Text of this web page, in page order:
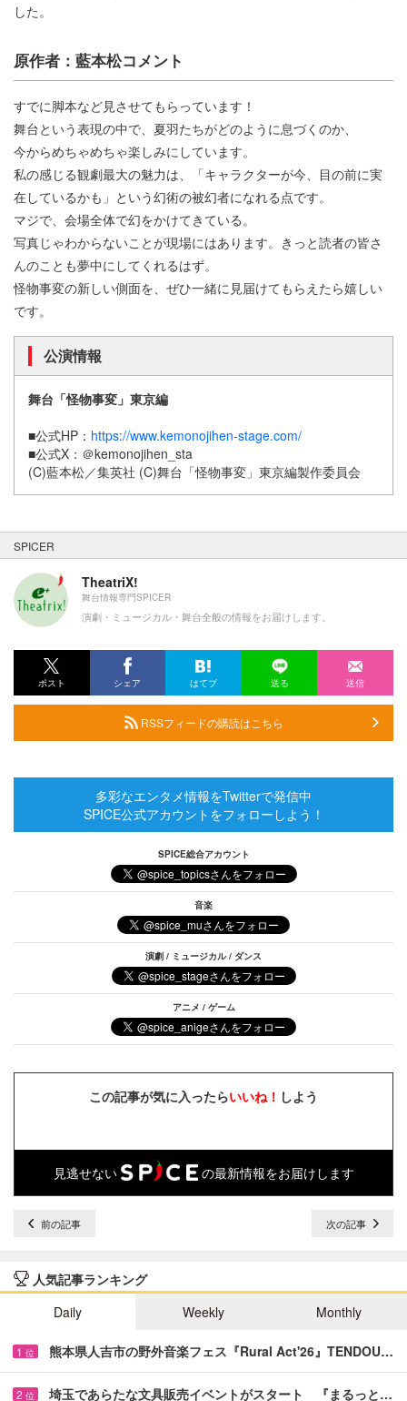
した。
原作者：藍本松コメント
すでに脚本など見させてもらっています！
舞台という表現の中で、夏羽たちがどのように息づくのか、
今からめちゃめちゃ楽しみにしています。
私の感じる観劇最大の魅力は、「キャラクターが今、目の前に実
在しているかも」という幻術の被幻者になれる点です。
マジで、会場全体で幻をかけてきている。
写真じゃわからないことが現場にはあります。きっと読者の皆さ
んのことも夢中にしてくれるはず。
怪物事変の新しい側面を、ぜひ一緒に見届けてもらえたら嬉しい
です。
公演情報
舞台「怪物事変」東京編
■公式HP： https://www.kemonojihen-stage.com/
■公式X：＠kemonojihen_sta
(C)藍本松／集英社 (C)舞台「怪物事変」東京編製作委員会
SPICER
TheatriX!
舞台情報専門SPICER
演劇・ミュージカル・舞台全般の情報をお届けします。
ポスト シェア はてブ 送る 送信
RSSフィードの購読はこちら
多彩なエンタメ情報をTwitterで発信中
SPICE公式アカウントをフォローしよう！
SPICE総合アカウント
音楽
演劇 / ミュージカル / ダンス
アニメ / ゲーム
この記事が気に入ったらいいね！ しよう
見逃せない の最新情報をお届けします
前の記事 次の記事
人気記事ランキング
Daily
Weekly Monthly
1 位 熊本県人吉市の野外音楽フェス『Rural Act'26』TENDOU…
2 位 埼玉であらたな文具販売イベントがスタート 『まるっと…